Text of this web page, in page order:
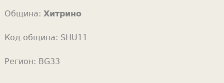
Община: Хитрино
Код община: SHU11
Регион: BG33